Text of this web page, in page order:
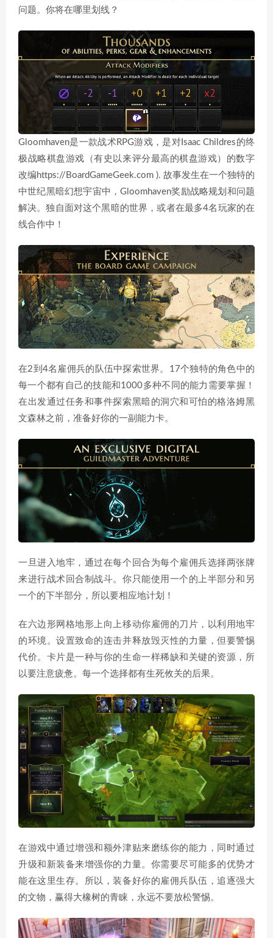
问题。你将在哪里划线？
Gloomhaven是一款战术RPG游戏，是对Isaac Childres的终
极战略棋盘游戏（有史以来评分最高的棋盘游戏）的数字
改编https://BoardGameGeek.com ). 故事发生在一个独特的
中世纪黑暗幻想宇宙中，Gloomhaven奖励战略规划和问题
解决。独自面对这个黑暗的世界，或者在最多4名玩家的在
线合作中！
在2到4名雇佣兵的队伍中探索世界。17个独特的角色中的
每一个都有自己的技能和1000多种不同的能力需要掌握！
在出发通过任务和事件探索黑暗的洞穴和可怕的格洛姆黑
文森林之前，准备好你的一副能力卡。
一旦进入地牢，通过在每个回合为每个雇佣兵选择两张牌
来进行战术回合制战斗。你只能使用一个的上半部分和另
一个的下半部分，所以要相应地计划！
在六边形网格地形上向上移动你雇佣的刀片，以利用地牢
的环境。设置致命的连击并释放毁灭性的力量，但要警惕
代价。卡片是一种与你的生命一样稀缺和关键的资源，所
以要注意疲惫。每一个选择都有生死攸关的后果。
在游戏中通过增强和额外津贴来磨练你的能力，同时通过
升级和新装备来增强你的力量。你需要尽可能多的优势才
能在这里生存。所以，装备好你的雇佣兵队伍，追逐强大
的文物，赢得大橡树的青睐，永远不要放松警惕。